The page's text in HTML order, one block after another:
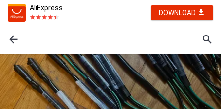
AliExpress
DOWNLOAD